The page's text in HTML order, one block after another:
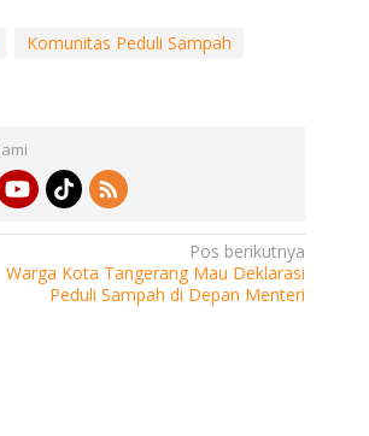
Komunitas Peduli Sampah
Pos berikutnya
Warga Kota Tangerang Mau Deklarasi
Peduli Sampah di Depan Menteri